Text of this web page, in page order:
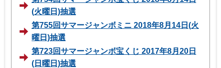
(火曜日)抽選
第755回サマージャンボミニ 2018年8月14日(火
曜日)抽選
第723回サマージャンボ宝くじ 2017年8月20日
(日曜日)抽選